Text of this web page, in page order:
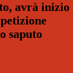
avrà inizio
saputo